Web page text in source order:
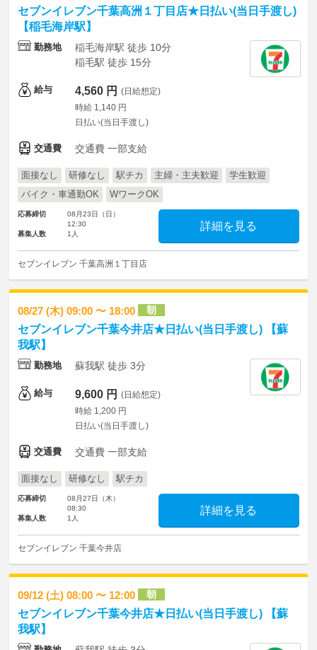
セブンイレブン千葉高洲１丁目店★日払い(当日手渡し)
【稲毛海岸駅】
勤務地
稲毛海岸駅 徒歩 10分
稲毛駅 徒歩 15分
給与 4,560 円 (日給想定)
時給 1,140 円
日払い(当日手渡し)
交通費 交通費 一部支給
面接なし 研修なし 駅チカ 主婦・主夫歓迎
学生歓迎
バイク・車通勤OK
WワークOK
応募締切
08月23日（日）
12:30
募集人数
1人
詳細を見る
セブンイレブン 千葉高洲１丁目店
08/27 (木) 09:00 〜 18:00 朝
セブンイレブン千葉今井店★日払い(当日手渡し) 【蘇
我駅】
勤務地 蘇我駅 徒歩 3分
給与 9,600 円 (日給想定)
時給 1,200 円
日払い(当日手渡し)
交通費 交通費 一部支給
面接なし 研修なし 駅チカ
応募締切
08月27日（木）
08:30
募集人数
1人
詳細を見る
セブンイレブン 千葉今井店
09/12 (土) 08:00 〜 12:00 朝
セブンイレブン千葉今井店★日払い(当日手渡し) 【蘇
我駅】